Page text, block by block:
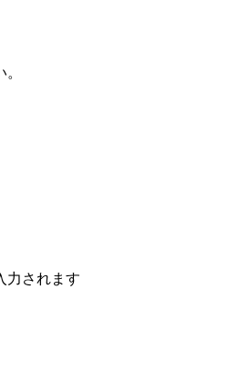
力されます